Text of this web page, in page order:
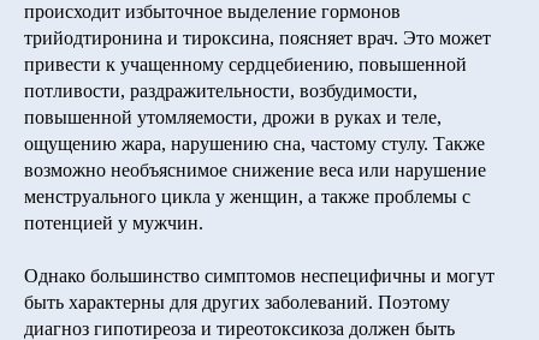
происходит избыточное выделение гормонов
трийодтиронина и тироксина, поясняет врач. Это может
привести к учащенному сердцебиению, повышенной
потливости, раздражительности, возбудимости,
повышенной утомляемости, дрожи в руках и теле,
ощущению жара, нарушению сна, частому стулу. Также
возможно необъяснимое снижение веса или нарушение
менструального цикла у женщин, а также проблемы с
потенцией у мужчин.
Однако большинство симптомов неспецифичны и могут
быть характерны для других заболеваний. Поэтому
диагноз гипотиреоза и тиреотоксикоза должен быть